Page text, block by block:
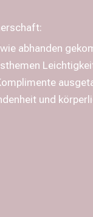
abhanden
und